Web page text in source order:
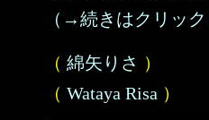
（→続きはクリック
（ 綿矢りさ ）
（ Wataya Risa ）